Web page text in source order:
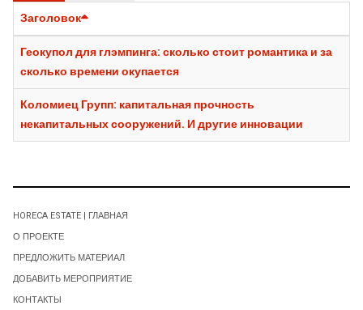
Заголовок
Геокупол для глэмпинга: сколько стоит романтика и за
сколько времени окупается
Коломиец Групп: капитальная прочность
некапитальных сооружений. И другие инновации
HORECA ESTATE | ГЛАВНАЯ
О ПРОЕКТЕ
ПРЕДЛОЖИТЬ МАТЕРИАЛ
ДОБАВИТЬ МЕРОПРИЯТИЕ
КОНТАКТЫ